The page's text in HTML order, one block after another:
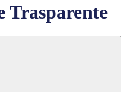
Trasparente